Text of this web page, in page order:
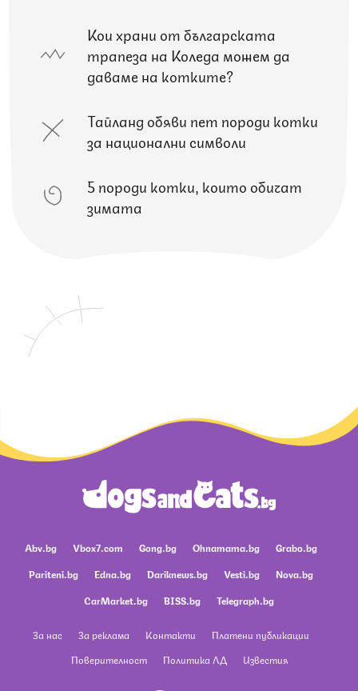
Кои храни от българската
трапеза на Коледа можем да
даваме на котките?
Тайланд обяви пет породи котки
за национални символи
5 породи котки, които обичат
зимата
Abv.bg Vbox7.com Gong.bg Ohnamama.bg
Grabo.bg
Pariteni.bg
Edna.bg Dariknews.bg Vesti.bg
Nova.bg
CarMarket.bg
BISS.bg Telegraph.bg
За нас За реклама Контакти
Платени публикации
Поверителност
Политика ЛД Известия